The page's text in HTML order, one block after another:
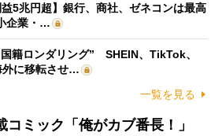
益5兆円超】銀行、商社、ゼネコンは最高
企業・…
籍ロンダリング” SHEIN、TikTok、
に移転させ…
一覧を見る
ミック「俺がカブ番長！」